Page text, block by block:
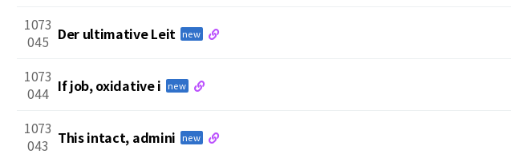
1073
045 Der ultimative Leit new
1073
044 If job, oxidative i new
1073
043 This intact, admini new